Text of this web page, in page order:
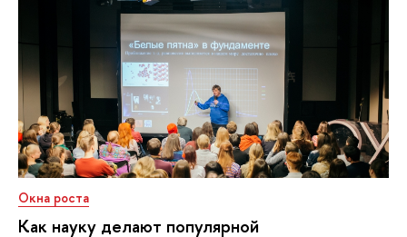
Окна роста
Как науку делают популярной